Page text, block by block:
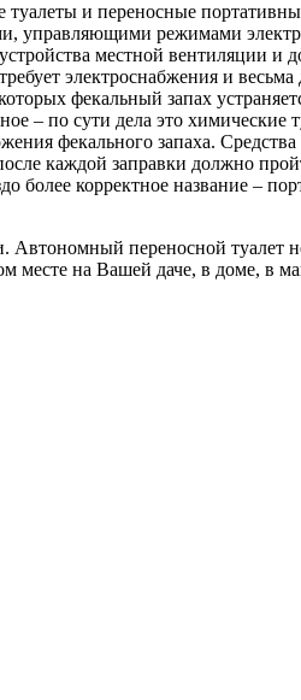
и переносные
управляющими режимами
местной вентиляции и
электроснабжения и весьма
фекальный запах
– по сути дела это химические
фекального запаха. Средства
каждой заправки должно
более корректное название –
Автономный переносной туалет
месте на Вашей даче, в доме, в